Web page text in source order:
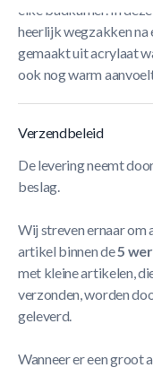
elke badkamer. In
heerlijk wegzakken na
gemaakt uit acrylaat
ook nog warm
Verzendbeleid
De levering neemt
beslag.
Wij streven ernaar om
artikel binnen de5
met kleine artikelen,
verzonden, worden
geleverd.
Wanneer er een groot